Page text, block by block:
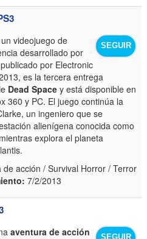
SEGUIR
videojuego de
desarrollado por
por Electronic
es la tercera entrega
Dead Space y está disponible en
360 y PC. El juego continúa la
un ingeniero que se
alienígena conocida como
explora el planeta
de acción / Survival Horror / Terror
7/2/2013
SEGUIR
aventura de acción